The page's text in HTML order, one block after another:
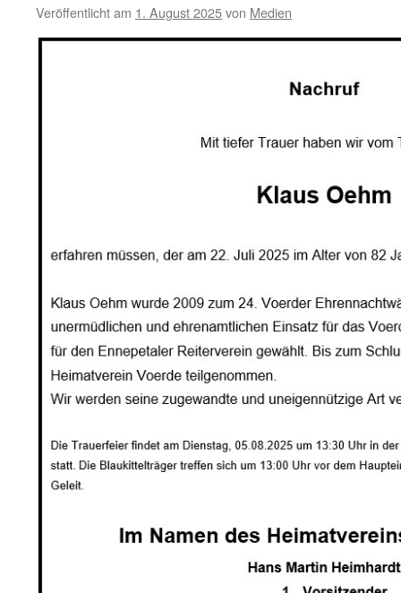
Veröffentlicht am 1. August 2025von Medien